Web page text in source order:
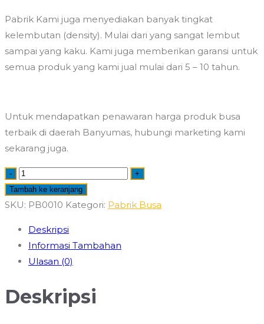
Pabrik Kami juga menyediakan banyak tingkat
kelembutan (density). Mulai dari yang sangat lembut
sampai yang kaku. Kami juga memberikan garansi untuk
semua produk yang kami jual mulai dari 5 – 10 tahun.
Untuk mendapatkan penawaran harga produk busa
terbaik di daerah Banyumas, hubungi marketing kami
sekarang juga.
-
Kuantitas
Pabrik
Busa
Berkualitas
Harga
Promo
2026
+
Tambah ke keranjang
SKU: PB0010 Kategori: Pabrik Busa
Deskripsi
Informasi Tambahan
Ulasan (0)
Deskripsi